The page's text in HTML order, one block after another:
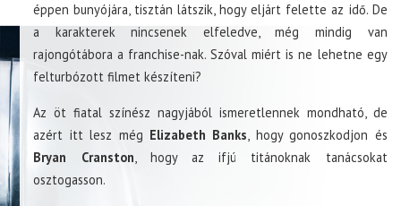
éppen bunyójára, tisztán látszik, hogy eljárt felette az idő. De
a karakterek nincsenek elfeledve, még mindig van
rajongótábora a franchise-nak. Szóval miért is ne lehetne egy
felturbózott filmet készíteni?
Az öt fiatal színész nagyjából ismeretlennek mondható, de
azért itt lesz még Elizabeth Banks, hogy gonoszkodjon és
Bryan Cranston, hogy az ifjú titánoknak tanácsokat
osztogasson.